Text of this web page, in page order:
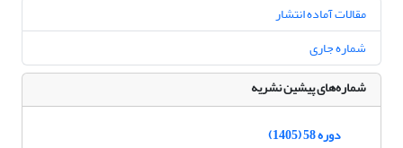
مقالات آماده انتشار
شماره جاری
شماره‌های پیشین نشریه
دوره 58 (1405)